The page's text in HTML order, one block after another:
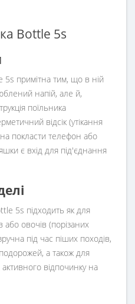
Bottle 5s
примітна тим, що в ній
напій, але й,
поїльника
відсік (утікання
покласти телефон або
є вхід для під'єднання
5s підходить як для
або овочів (порізаних
під час піших походів,
подорожей, а також для
відпочинку на